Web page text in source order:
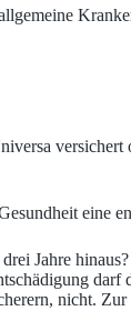
eine
Jahre
darf
nicht.